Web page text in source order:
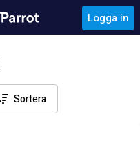
Logga in
Sortera